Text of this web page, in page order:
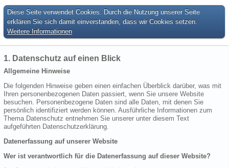
Diese Seite verwendet Cookies. Durch die Nutzung unserer Seite
erklären Sie sich damit einverstanden, dass wir Cookies setzen.
Weitere Informationen
1. Datenschutz auf einen Blick
Allgemeine Hinweise
Die folgenden Hinweise geben einen einfachen Überblick darüber, was mit
Ihren personenbezogenen Daten passiert, wenn Sie unsere Website
besuchen. Personenbezogene Daten sind alle Daten, mit denen Sie
persönlich identifiziert werden können. Ausführliche Informationen zum
Thema Datenschutz entnehmen Sie unserer unter diesem Text
aufgeführten Datenschutzerklärung.
Datenerfassung auf unserer Website
Wer ist verantwortlich für die Datenerfassung auf dieser Website?